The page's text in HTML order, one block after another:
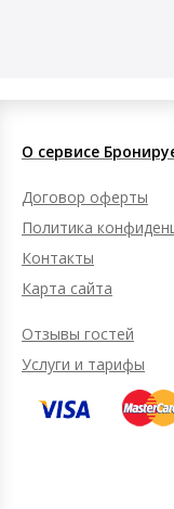
О сервисе
Договор оферты
Политика
Контакты
Карта сайта
Отзывы гостей
Услуги и тарифы